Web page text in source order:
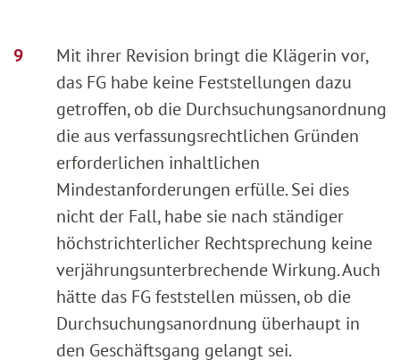
Mit ihrer Revision bringt die Klägerin vor,
das FG habe keine Feststellungen dazu
getroffen, ob die Durchsuchungsanordnung
die aus verfassungsrechtlichen Gründen
erforderlichen inhaltlichen
Mindestanforderungen erfülle. Sei dies
nicht der Fall, habe sie nach ständiger
höchstrichterlicher Rechtsprechung keine
verjährungsunterbrechende Wirkung. Auch
hätte das FG feststellen müssen, ob die
Durchsuchungsanordnung überhaupt in
den Geschäftsgang gelangt sei.